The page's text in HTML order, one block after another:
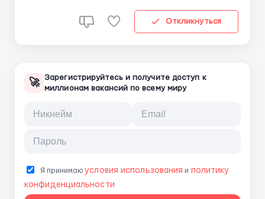
Откликнуться
🚀 Зарегистрируйтесь и получите доступ к
миллионам вакансий по всему миру
Я принимаюусловия использования и политику
конфиденциальности